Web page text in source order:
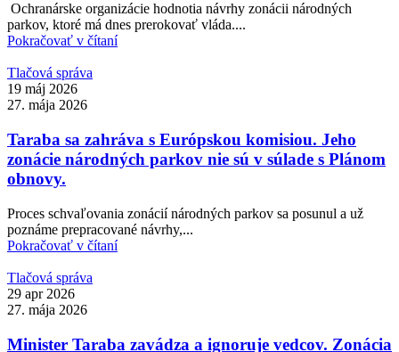
Ochranárske organizácie hodnotia návrhy zonácii národných
parkov, ktoré má dnes prerokovať vláda....
Pokračovať v čítaní
Tlačová správa
19 máj 2026
27. mája 2026
Taraba sa zahráva s Európskou komisiou. Jeho
zonácie národných parkov nie sú v súlade s Plánom
obnovy.
Proces schvaľovania zonácií národných parkov sa posunul a už
poznáme prepracované návrhy,...
Pokračovať v čítaní
Tlačová správa
29 apr 2026
27. mája 2026
Minister Taraba zavádza a ignoruje vedcov. Zonácia